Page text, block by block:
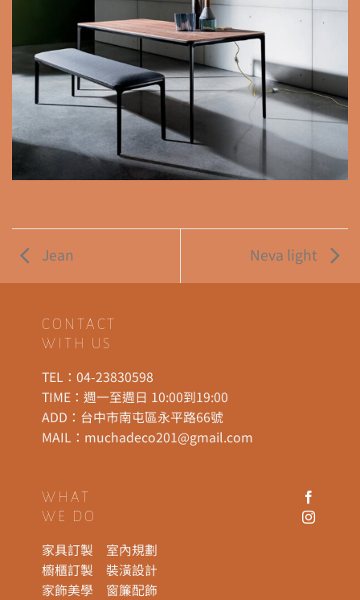
Jean Neva light
CONTACT
WITH US
TEL：04-23830598
TIME：週一至週日 10:00到19:00
ADD： 台中市南屯區永平路66號
MAIL： muchadeco201@gmail.com
WHAT
WE DO
家具訂製
室內規劃
櫥櫃訂製
裝潢設計
家飾美學
窗簾配飾